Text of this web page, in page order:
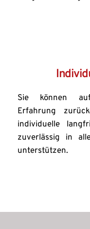
Sie können
Erfahrung
individuelle
zuverlässig in
unterstützen.